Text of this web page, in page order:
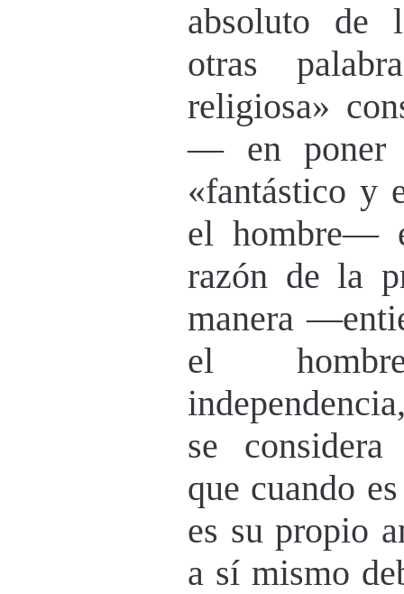
absoluto de
otras
religiosa»
— en poner
«fantástico y
el hombre—
razón de la
manera
el
se considera
que cuando
es su propio
a sí mismo